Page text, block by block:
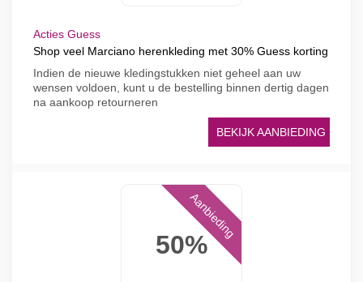
Acties Guess
Shop veel Marciano herenkleding met 30% Guess korting
Indien de nieuwe kledingstukken niet geheel aan uw
wensen voldoen, kunt u de bestelling binnen dertig dagen
na aankoop retourneren
BEKIJK AANBIEDING
50%
Aanbieding